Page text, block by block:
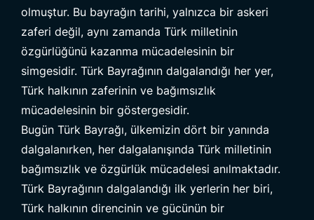
olmuştur. Bu bayrağın tarihi, yalnızca bir askeri
zaferi değil, aynı zamanda Türk milletinin
özgürlüğünü kazanma mücadelesinin bir
simgesidir. Türk Bayrağının dalgalandığı her yer,
Türk halkının zaferinin ve bağımsızlık
mücadelesinin bir göstergesidir.
Bugün Türk Bayrağı, ülkemizin dört bir yanında
dalgalanırken, her dalgalanışında Türk milletinin
bağımsızlık ve özgürlük mücadelesi anılmaktadır.
Türk Bayrağının dalgalandığı ilk yerlerin her biri,
Türk halkının direncinin ve gücünün bir